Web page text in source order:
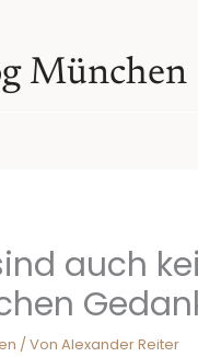
München
auch
/ Von Alexander Reiter